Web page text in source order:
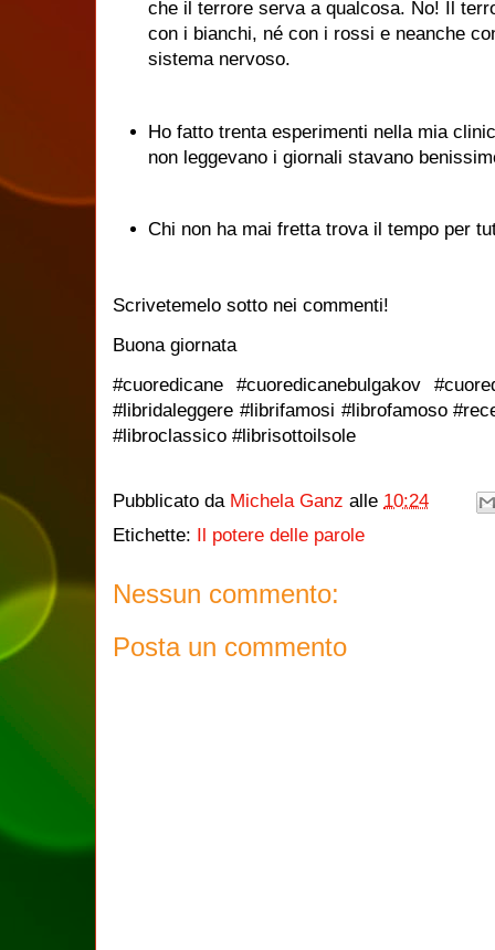
che il terrore serva a qualcosa. No! Il
con i bianchi, né con i rossi e neanche
sistema nervoso.
Ho fatto trenta esperimenti nella mia
non leggevano i giornali stavano
Chi non ha mai fretta trova il tempo per
Scrivetemelo sotto nei commenti!
Buona giornata
#cuoredicane #cuoredicanebulgakov
#libridaleggere #librifamosi #librofamoso
#libroclassico #librisottoilsole
Pubblicato da Michela Ganz alle 10:24
Etichette: Il potere delle parole
Nessun commento:
Posta un commento